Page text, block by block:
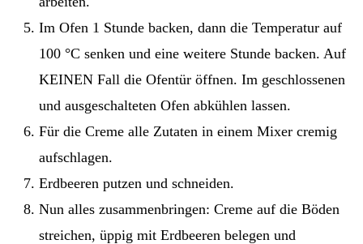
Im Ofen 1 Stunde backen, dann die Temperatur auf
100 °C senken und eine weitere Stunde backen. Auf
KEINEN Fall die Ofentür öffnen. Im geschlossenen
und ausgeschalteten Ofen abkühlen lassen.
Für die Creme alle Zutaten in einem Mixer cremig
aufschlagen.
Erdbeeren putzen und schneiden.
Nun alles zusammenbringen: Creme auf die Böden
streichen, üppig mit Erdbeeren belegen und